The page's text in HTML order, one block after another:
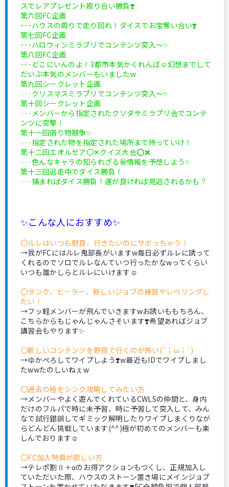
スでレアプレゼント殴り合い勝負❣️
第六回FC企画
･･･ハウスの周りで走り回れ！ダイスでお宝奪い合い❣️
第七回FC企画
･･･ハロウィンミラプリでコンテンツ突入〜✨
第八回FC企画
･･･どこにいんのよ！3都市本気かくれんぼ☺️幻想までして
だいぶ本気のメンバーもいましたw
第九回シークレット企画
···クリスマスミラプリでコンテンツ突入～✨
第十回シークレット企画
···メンバーから指定されたクソダサミラプリ会でコンテ
ンツに突撃！
第十一回借り物競争✨
···指定された物を指定された場所まで持っていけ！
第十二回エオルゼア〇‪✕‬‪‪クイズ大会️⭕️❌
···色んなキャラの知られざる㊙情報を予想しよう✨
第十三回逃走中でダイス勝負！
···捕まればダイス勝負！運が良ければ見逃されるかも？
✨こんな人におすすめ✨
〇ルレはいつも野良、行きたいのにサボっちゃう！
→我がFCにはルレ鬼部長がいますw毎日必ずルレに誘って
くれるのでソロでルレなんていつ行ったかなwってくらい
いつも誰かしらとルレにいけます☺️
〇タンク、ヒーラー、新しいジョブの練習やレベリングし
たい！
→フッ軽メンバーが飛んでいきますwお誘いももちろん、
こちらからもじゃんじゃんさそいます❣️希望あればジョブ
講習会もやります✨
〇新しいコンテンツを野良で行くのが怖い(´；ω；`)
→ゆかぺろしてワイプしよう❣️w最近もIDでワイプしまし
たwwたのしいねぇw
〇過去の極をシンク攻略してみたい方
→メンバーやよく遊んでくれているCWLSの仲間と、身内
だけのフルパで時に未予習、時に予習して突入して、みん
なで試行錯誤してギミック解明したりワイプしまくりなが
らどんどん挑戦しています(^^)極が初めてのメンバーも楽
しんでおります☺️
〇FC加入特典が欲しい方
→テレポ割Ⅱ＋αのお得アクションもつくし、正規加入し
ていただいた際、ハウスのストーン置き場にメインジョブ